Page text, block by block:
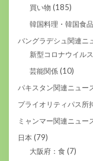
買い物 (185)
韓国料理・韓国食品
バングラデシュ関連ニ
新型コロナウイルス
芸能関係 (10)
パキスタン関連ニュー
プライオリティパス所
ミャンマー関連ニュー
日本 (79)
大阪府：食 (7)